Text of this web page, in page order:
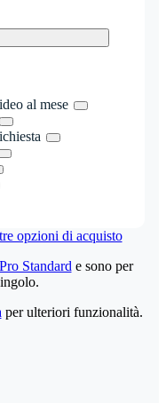
al mese
opzioni di acquisto
Standard e sono per
per ulteriori funzionalità.